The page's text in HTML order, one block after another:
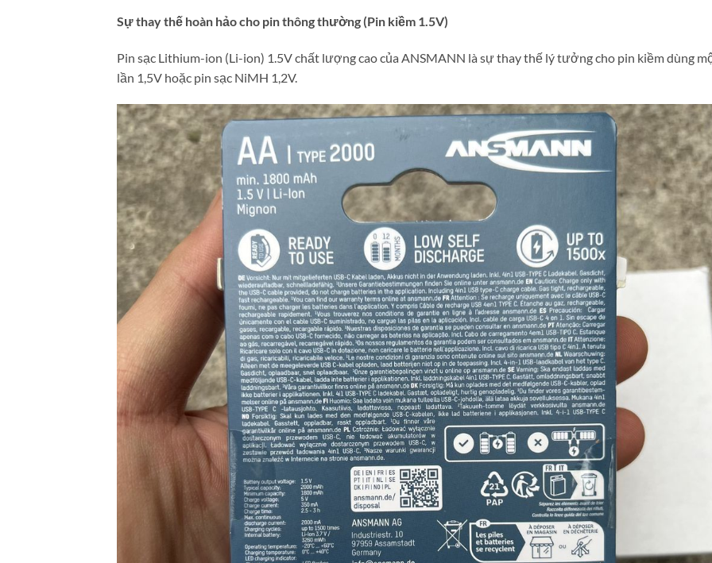
Sự thay thế hoàn hảo cho pin thông thường (Pin kiềm 1.5V)
Pin sạc Lithium-ion (Li-ion) 1.5V chất lượng cao của ANSMANN là sự thay thế lý tưởng cho pin kiềm dùng
lần 1,5V hoặc pin sạc NiMH 1,2V.